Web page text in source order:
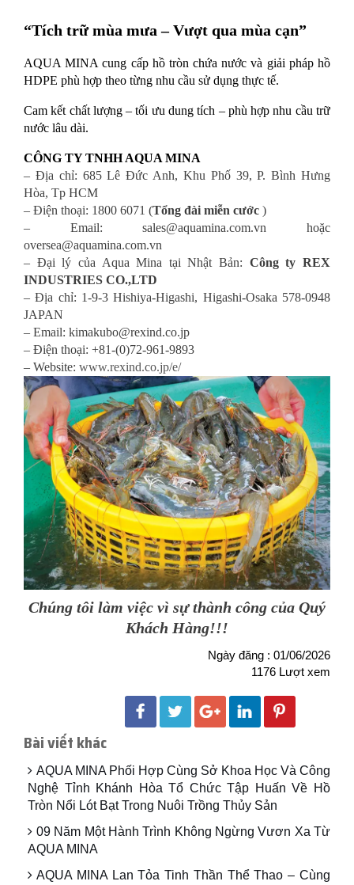
“Tích trữ mùa mưa – Vượt qua mùa cạn”
AQUA MINA cung cấp hồ tròn chứa nước và giải pháp hồ
HDPE phù hợp theo từng nhu cầu sử dụng thực tế.
Cam kết chất lượng – tối ưu dung tích – phù hợp nhu cầu trữ
nước lâu dài.
CÔNG TY TNHH AQUA MINA
– Địa chỉ: 685 Lê Đức Anh, Khu Phố 39, P. Bình Hưng
Hòa, Tp HCM
– Điện thoại: 1800 6071 (Tổng đài miễn cước )
– Email: sales@aquamina.com.vn hoặc
oversea@aquamina.com.vn
– Đại lý của Aqua Mina tại Nhật Bản: Công ty REX
INDUSTRIES CO.,LTD
– Địa chỉ: 1-9-3 Hishiya-Higashi, Higashi-Osaka 578-0948
JAPAN
– Email: kimakubo@rexind.co.jp
– Điện thoại: +81-(0)72-961-9893
– Website: www.rexind.co.jp/e/
Chúng tôi làm việc vì sự thành công của Quý
Khách Hàng!!!
Ngày đăng : 01/06/2026
1176 Lượt xem
Bài viết khác
AQUA MINA Phối Hợp Cùng Sở Khoa Học Và Công
Nghệ Tỉnh Khánh Hòa Tổ Chức Tập Huấn Về Hồ
Tròn Nổi Lót Bạt Trong Nuôi Trồng Thủy Sản
09 Năm Một Hành Trình Không Ngừng Vươn Xa Từ
AQUA MINA
AQUA MINA Lan Tỏa Tinh Thần Thể Thao – Cùng